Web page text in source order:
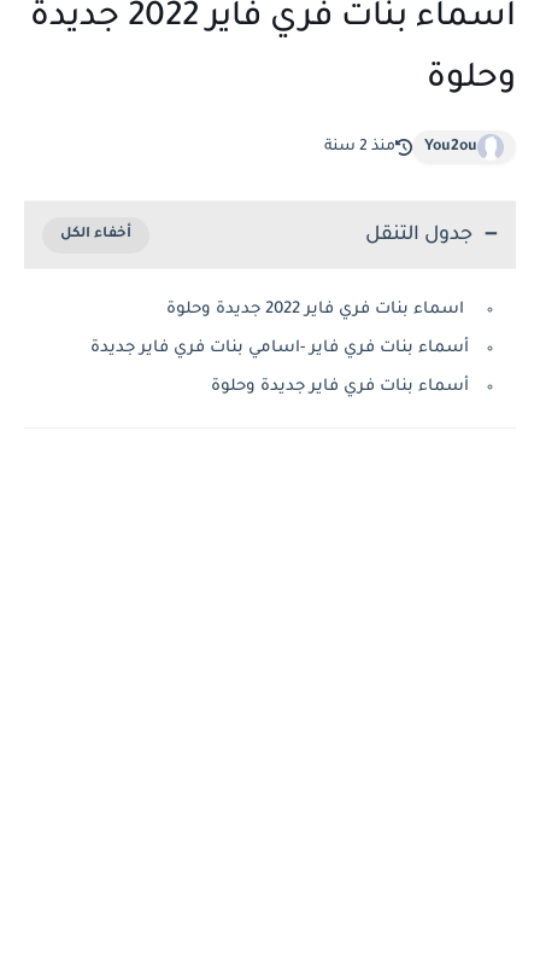
اسماء بنات فري فاير 2022 جديدة
وحلوة
You2ou منذ 2 سنة
جدول التنقل
اسماء بنات فري فاير 2022 جديدة وحلوة
أسماء بنات فري فاير -اسامي بنات فري فاير جديدة
أسماء بنات فري فاير جديدة وحلوة